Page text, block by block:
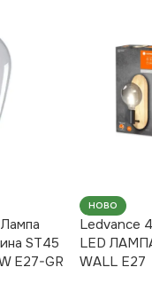
ST45
E27-GR
НОВО
Ledvance
LED
WALL E27